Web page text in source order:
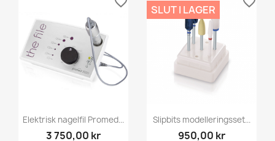
Elektrisk nagelfil Promed...
3 750,00 kr
Slipbits modelleringsset...
950,00 kr
SLUT I LAGER